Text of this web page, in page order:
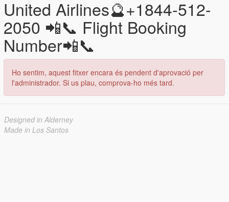
United Airlines🔮+1844-512-
2050 📲📞 Flight Booking
Number📲📞
Ho sentim, aquest fitxer encara és pendent d'aprovació per
l'administrador. Si us plau, comprova-ho més tard.
Designed in Alderney
Made in Los Santos